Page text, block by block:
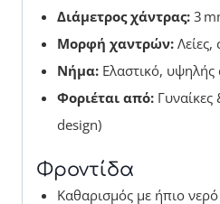
Διάμετρος χάντρας:3
Μορφή χαντρών:Λείες,
Νήμα:Ελαστικό, υψηλής
Φοριέται από:Γυναίκες
design)
Φροντίδα
Καθαρισμός με ήπιο